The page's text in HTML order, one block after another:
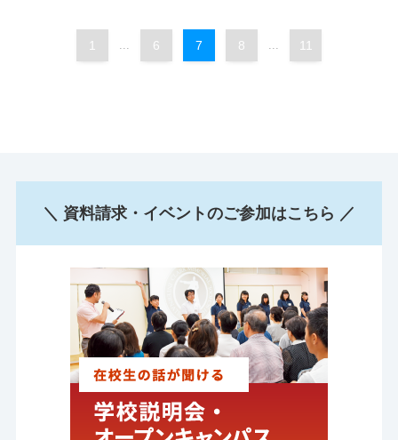
1 ... 6 7 8 ... 11
＼ 資料請求・イベントのご参加はこちら ／